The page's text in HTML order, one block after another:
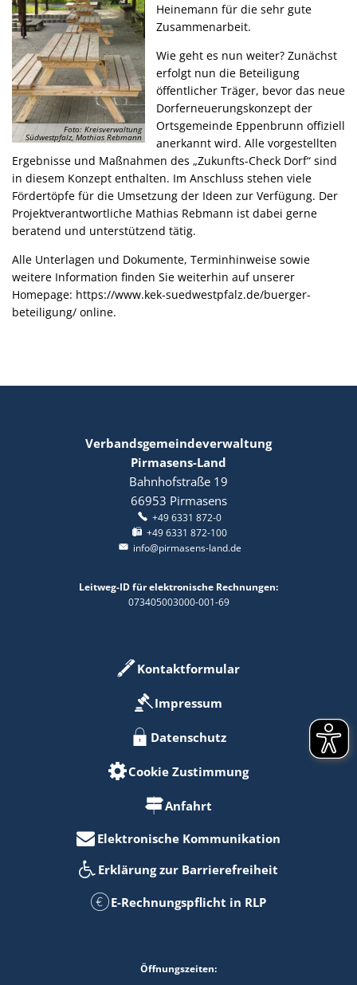
Foto: Kreisverwaltung
Südwestpfalz, Mathias Rebmann
Heinemann für die sehr gute
Zusammenarbeit.
Wie geht es nun weiter? Zunächst
erfolgt nun die Beteiligung
öffentlicher Träger, bevor das neue
Dorferneuerungskonzept der
Ortsgemeinde Eppenbrunn offiziell
anerkannt wird. Alle vorgestellten
Ergebnisse und Maßnahmen des „Zukunfts-Check Dorf“ sind
in diesem Konzept enthalten. Im Anschluss stehen viele
Fördertöpfe für die Umsetzung der Ideen zur Verfügung. Der
Projektverantwortliche Mathias Rebmann ist dabei gerne
beratend und unterstützend tätig.
Alle Unterlagen und Dokumente, Terminhinweise sowie
weitere Information finden Sie weiterhin auf unserer
Homepage: https://www.kek-suedwestpfalz.de/buerger-
beteiligung/ online.
Verbandsgemeindeverwaltung
Pirmasens-Land
Bahnhofstraße 19
66953 Pirmasens
+49 6331 872-0
+49 6331 872-100
info@pirmasens-land.de
Leitweg-ID für elektronische Rechnungen:
073405003000-001-69
Kontaktformular
Impressum
Datenschutz
Cookie Zustimmung
Anfahrt
Elektronische Kommunikation
Erklärung zur Barrierefreiheit
E-Rechnungspflicht in RLP
Öffnungszeiten: